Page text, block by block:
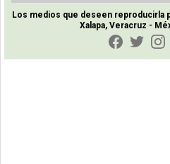
Los medios que deseen reproducirla
Xalapa, Veracruz -